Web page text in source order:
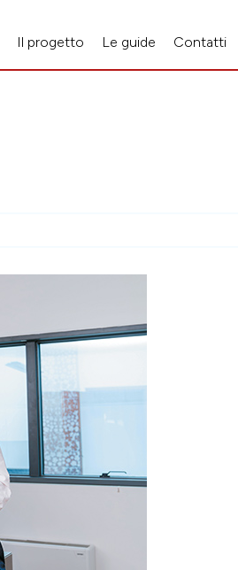
Il progetto Le guide Contatti